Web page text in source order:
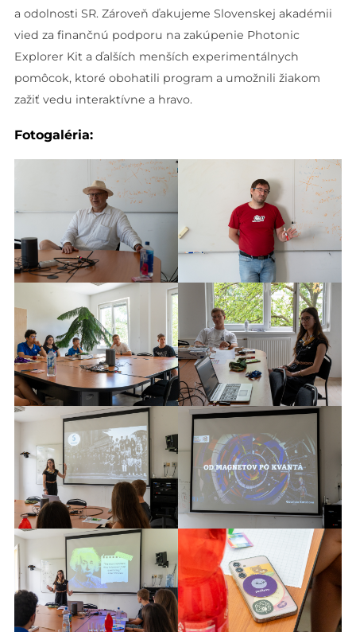
a odolnosti SR. Zároveň ďakujeme Slovenskej akadémii
vied za finančnú podporu na zakúpenie Photonic
Explorer Kit a ďalších menších experimentálnych
pomôcok, ktoré obohatili program a umožnili žiakom
zažiť vedu interaktívne a hravo.
Fotogaléria: